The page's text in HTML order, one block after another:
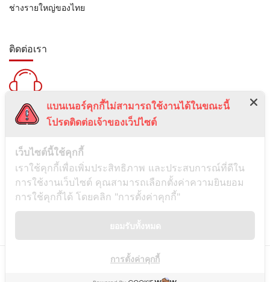
ช่างรายใหญ่ของไทย
ติดต่อเรา
สายด่วน :
099-5095739
เลขที่ 1 ซอยลาดพร้าว 24 แขวงจอมพล เขตจตุจักร กรุงเทพมหานคร
10900
ช่องทางการติดต่อ
Siamwassadu- All Rights Reserved - Powered by
THAITUMSTUDIO.
แบนเนอร์คุกกี้ไม่สามารถใช้งานได้ในขณะนี้
โปรดติดต่อเจ้าของเว็ปไซต์
เว็บไซต์นี้ใช้คุกกี้
เราใช้คุกกี้เพื่อเพิ่มประสิทธิภาพ และประสบการณ์ที่ดีใน
การใช้งานเว็บไซต์ คุณสามารถเลือกตั้งค่าความยินยอม
การใช้คุกกี้ได้ โดยคลิก "การตั้งค่าคุกกี้"
ยอมรับทั้งหมด
การตั้งค่าคุกกี้